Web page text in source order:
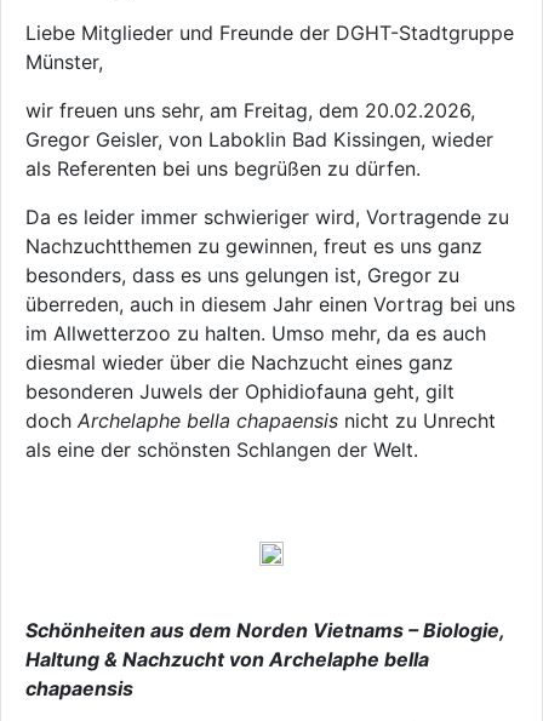
Liebe Mitglieder und Freunde der DGHT-Stadtgruppe
Münster,
wir freuen uns sehr, am Freitag, dem 20.02.2026,
Gregor Geisler, von Laboklin Bad Kissingen, wieder
als Referenten bei uns begrüßen zu dürfen.
Da es leider immer schwieriger wird, Vortragende zu
Nachzuchtthemen zu gewinnen, freut es uns ganz
besonders, dass es uns gelungen ist, Gregor zu
überreden, auch in diesem Jahr einen Vortrag bei uns
im Allwetterzoo zu halten. Umso mehr, da es auch
diesmal wieder über die Nachzucht eines ganz
besonderen Juwels der Ophidiofauna geht, gilt
doch Archelaphe bella chapaensis nicht zu Unrecht
als eine der schönsten Schlangen der Welt.
Schönheiten aus dem Norden Vietnams – Biologie,
Haltung & Nachzucht von Archelaphe bella
chapaensis